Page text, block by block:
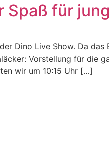
Spaß für
Dino Live Show. Da
Vorstellung für die
wir um 10:15 Uhr […]